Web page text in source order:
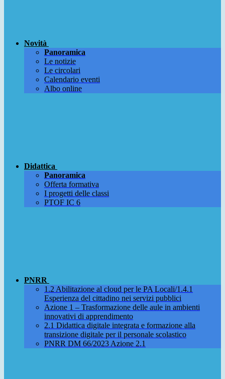
Novità
Panoramica
Le notizie
Le circolari
Calendario eventi
Albo online
Didattica
Panoramica
Offerta formativa
I progetti delle classi
PTOF IC 6
PNRR
1.2 Abilitazione al cloud per le PA Locali/1.4.1
Esperienza del cittadino nei servizi pubblici
Azione 1 – Trasformazione delle aule in ambienti
innovativi di apprendimento
2.1 Didattica digitale integrata e formazione alla
transizione digitale per il personale scolastico
PNRR DM 66/2023 Azione 2.1